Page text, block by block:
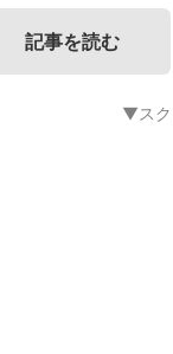
記事を読む
▼スク